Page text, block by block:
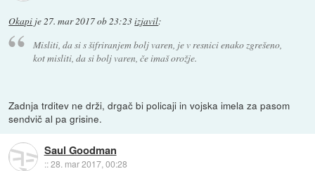
Okapi je27. mar 2017 ob 23:23izjavil:
Misliti, da si s šifriranjem bolj varen, je v resnici enako zgrešeno,
kot misliti, da si bolj varen, če imaš orožje.
Zadnja trditev ne drži, drgač bi policaji in vojska imela za pasom
sendvič al pa grisine.
Saul Goodman
::28. mar 2017, 00:28